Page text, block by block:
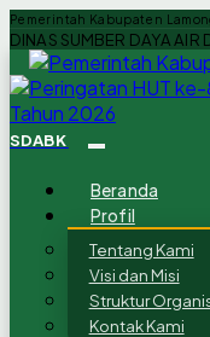
Pemerintah Kabupaten
DINAS SUMBER DAYA AIR
SDABK
Beranda
Profil
Tentang Kami
Visi dan Misi
Struktur
Kontak Kami